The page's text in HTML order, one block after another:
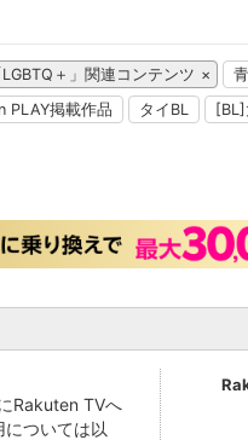
＋」関連コンテンツ
PLAY掲載作品 タイBL [BL]
Rakuten TVへ
ついては以